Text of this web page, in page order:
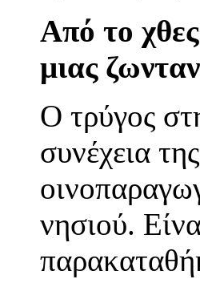
Από το
μιας
Ο τρύγος
συνέχεια
νησιού.